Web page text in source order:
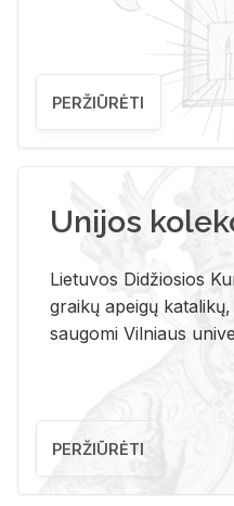
PERŽIŪRĖTI
Unijos
Lietuvos Didžiosios
graikų apeigų
saugomi Vilniaus
PERŽIŪRĖTI